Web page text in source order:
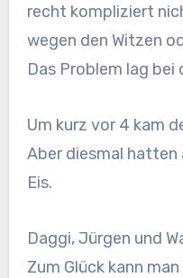
recht kompliziert
wegen den Witzen
Das Problem lag bei
Um kurz vor 4 kam
Aber diesmal
Eis.
Daggi, Jürgen und
Zum Glück kann